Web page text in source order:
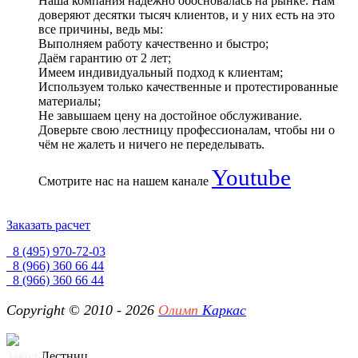
доверяют десятки тысяч клиентов, и у них есть на это
все причины, ведь мы:
Выполняем работу качественно и быстро;
Даём гарантию от 2 лет;
Имеем индивидуальный подход к клиентам;
Используем только качественные и протестированные
материалы;
Не завышаем цену на достойное обслуживание.
Доверьте свою лестницу профессионалам, чтобы ни о
чём не жалеть и ничего не переделывать.
Смотрите нас на нашем канале Youtube
Заказать расчет
8 (495) 970-72-03
8 (966) 360 66 44
8 (966) 360 66 44
Copyright © 2010 - 2026 Олимп Каркас